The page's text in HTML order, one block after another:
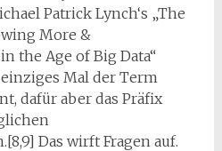
Patrick Lynch‘s „The
More &
the Age of Big Data“
Mal der Term
dafür aber das Präfix
Das wirft Fragen auf.